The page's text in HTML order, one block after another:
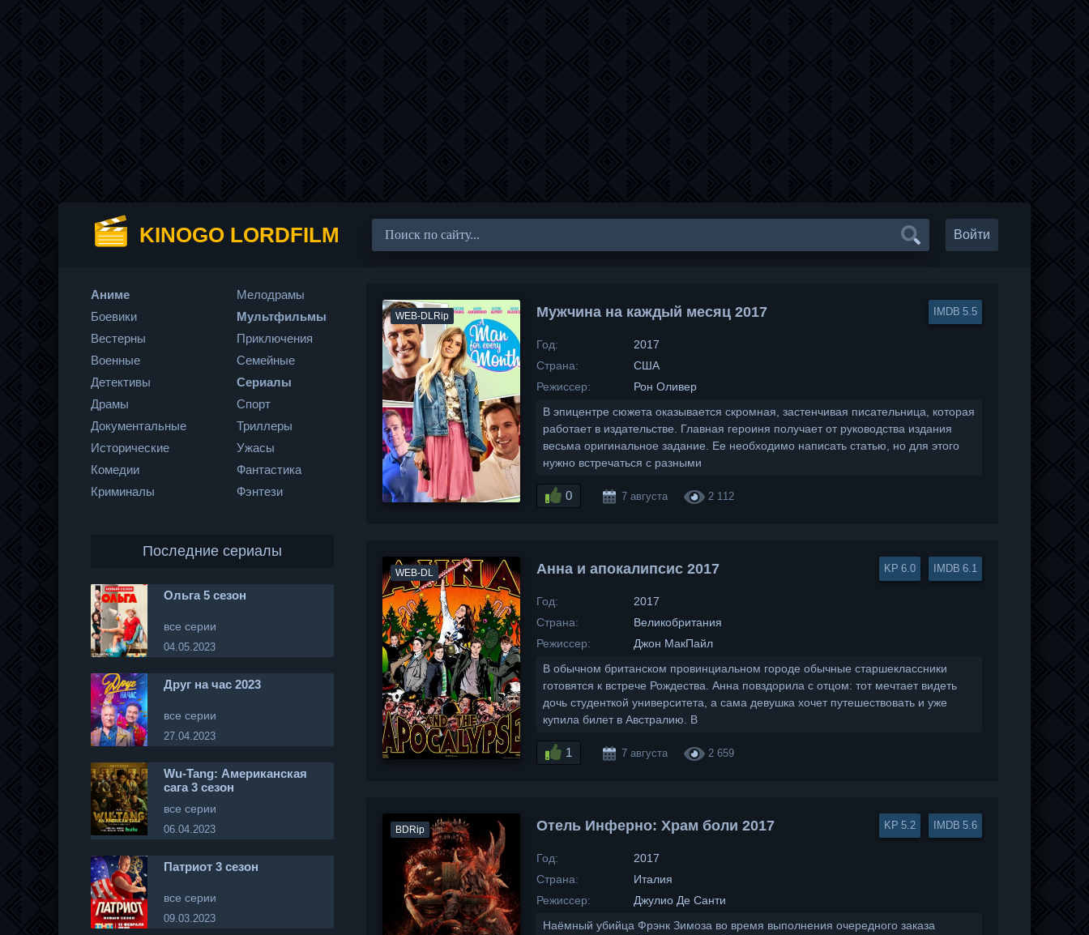
KINOGO LORDFILM Войти
WEB-DLRip Мужчина на каждый месяц 2017 5.5
Год:
2017
Страна:
США
Режиссер:
Рон Оливер
В эпицентре сюжета оказывается скромная, застенчивая писательница, которая
работает в издательстве. Главная героиня получает от руководства издания
весьма оригинальное задание. Ее необходимо написать статью, но для этого
нужно встречаться с разными
0 7 августа 2 112
WEB-DL Анна и апокалипсис 2017 6.0 6.1
Год:
2017
Страна:
Великобритания
Режиссер:
Джон МакПайл
В обычном британском провинциальном городе обычные старшеклассники
готовятся к встрече Рождества. Анна повздорила с отцом: тот мечтает видеть
дочь студенткой университета, а сама девушка хочет путешествовать и уже
купила билет в Австралию. В
1 7 августа 2 659
BDRip Отель Инферно: Храм боли 2017 5.2 5.6
Год:
2017
Страна:
Италия
Режиссер:
Джулио Де Санти
Наёмный убийца Фрэнк Зимоза во время выполнения очередного заказа
Аниме
Боевики
Вестерны
Военные
Детективы
Драмы
Документальные
Исторические
Комедии
Криминалы
Мелодрамы
Мультфильмы
Приключения
Семейные
Сериалы
Спорт
Триллеры
Ужасы
Фантастика
Фэнтези
Последние сериалы
Ольга 5 сезон
все серии
04.05.2023
Друг на час 2023
все серии
27.04.2023
Wu-Tang: Американская
сага 3 сезон
все серии
06.04.2023
Патриот 3 сезон
все серии
09.03.2023